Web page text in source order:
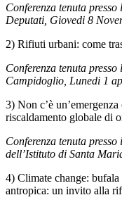
Conferenza tenuta
Deputati, Giovedi 8
2) Rifiuti urbani: come
Conferenza tenuta
Campidoglio , Lunedi 1
3) Non c’è
riscaldamento globale di
Conferenza tenuta
dell’Istituto di Santa
4) Climate change:
antropica: un invito alla